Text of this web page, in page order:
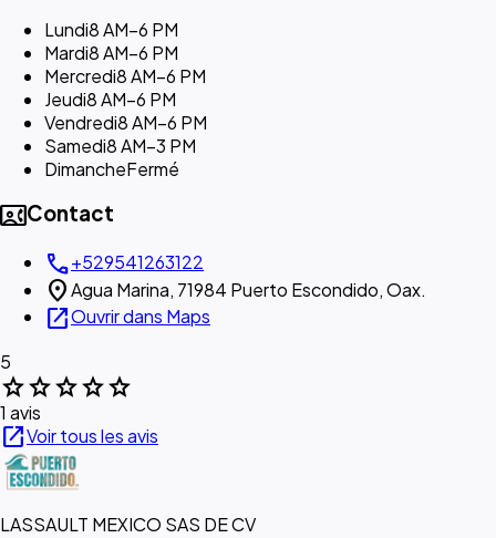
Lundi8 AM–6 PM
Mardi8 AM–6 PM
Mercredi8 AM–6 PM
Jeudi8 AM–6 PM
Vendredi8 AM–6 PM
Samedi8 AM–3 PM
DimancheFermé
contact_phoneContact
call+529541263122
location_onAgua Marina, 71984 Puerto Escondido, Oax.
open_in_newOuvrir dans Maps
5
starstarstarstarstar
1 avis
open_in_newVoir tous les avis
LASSAULT MEXICO SAS DE CV